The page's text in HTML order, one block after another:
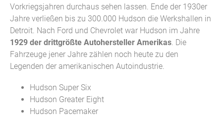
Vorkriegsjahren durchaus sehen lassen. Ende der 1930er
Jahre verließen bis zu 300.000 Hudson die Werkshallen in
Detroit. Nach Ford und Chevrolet war Hudson im Jahre
1929 der drittgrößte Autohersteller Amerikas. Die
Fahrzeuge jener Jahre zählen noch heute zu den
Legenden der amerikanischen Autoindustrie.
Hudson Super Six
Hudson Greater Eight
Hudson Pacemaker